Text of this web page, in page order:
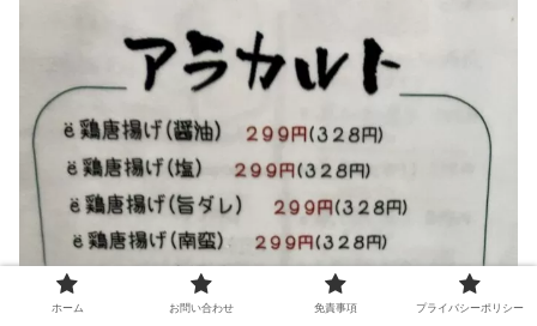
ホーム お問い合わせ 免責事項 プライバシーポリシー